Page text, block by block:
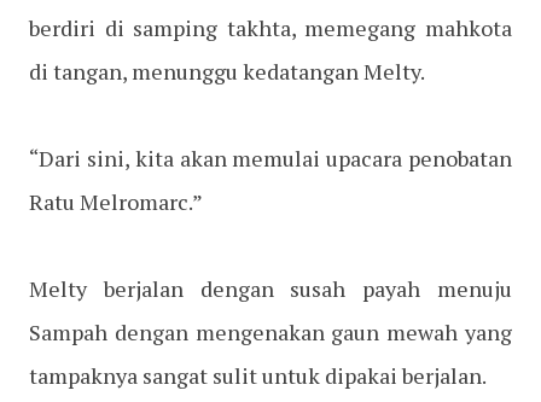
berdiri di samping takhta, memegang mahkota
di tangan, menunggu kedatangan Melty.
“Dari sini, kita akan memulai upacara penobatan
Ratu Melromarc.”
Melty berjalan dengan susah payah menuju
Sampah dengan mengenakan gaun mewah yang
tampaknya sangat sulit untuk dipakai berjalan.